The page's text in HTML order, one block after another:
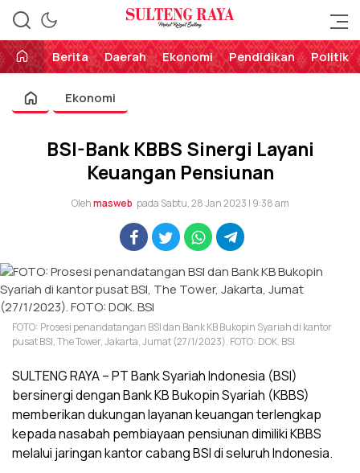
Sulteng Raya
Perekat Rakyat Sulteng
Berita
Daerah Ekonomi Pendidikan Politik
Ekonomi
BSI-Bank KBBS Sinergi Layani
Keuangan Pensiunan
Olehmasweb pada Sabtu, 28 Jan 2023 | 9:38 am
FOTO: Prosesi penandatangan BSI dan Bank KB Bukopin Syariah di kantor
pusat BSI, The Tower, Jakarta, Jumat (27/1/2023). FOTO: DOK. BSI
SULTENG RAYA – PT Bank Syariah Indonesia (BSI)
bersinergi dengan Bank KB Bukopin Syariah (KBBS)
memberikan dukungan layanan keuangan terlengkap
kepada nasabah pembiayaan pensiunan dimiliki KBBS
melalui jaringan kantor cabang BSI di seluruh Indonesia.